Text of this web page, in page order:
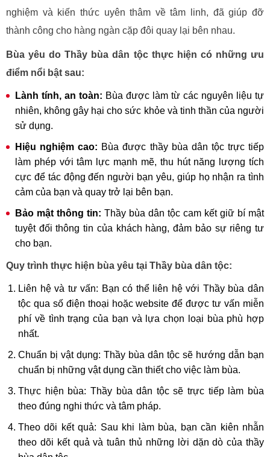
nghiệm và kiến thức uyên thâm về tâm linh, đã giúp đỡ
thành công cho hàng ngàn cặp đôi quay lại bên nhau.
Bùa yêu do Thầy bùa dân tộc thực hiện có những ưu
điểm nổi bật sau:
Lành tính, an toàn: Bùa được làm từ các nguyên liệu tự
nhiên, không gây hại cho sức khỏe và tinh thần của người
sử dụng.
Hiệu nghiệm cao: Bùa được thầy bùa dân tộc trực tiếp
làm phép với tâm lực mạnh mẽ, thu hút năng lượng tích
cực để tác động đến người bạn yêu, giúp họ nhận ra tình
cảm của bạn và quay trở lại bên bạn.
Bảo mật thông tin: Thầy bùa dân tộc cam kết giữ bí mật
tuyệt đối thông tin của khách hàng, đảm bảo sự riêng tư
cho bạn.
Quy trình thực hiện bùa yêu tại Thầy bùa dân tộc:
Liên hệ và tư vấn: Bạn có thể liên hệ với Thầy bùa dân
tộc qua số điện thoại hoặc website để được tư vấn miễn
phí về tình trạng của bạn và lựa chọn loại bùa phù hợp
nhất.
Chuẩn bị vật dụng: Thầy bùa dân tộc sẽ hướng dẫn bạn
chuẩn bị những vật dụng cần thiết cho việc làm bùa.
Thực hiện bùa: Thầy bùa dân tộc sẽ trực tiếp làm bùa
theo đúng nghi thức và tâm pháp.
Theo dõi kết quả: Sau khi làm bùa, bạn cần kiên nhẫn
theo dõi kết quả và tuân thủ những lời dặn dò của thầy